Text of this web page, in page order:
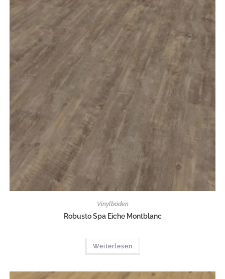
Vinylböden
Robusto Spa Eiche Montblanc
Weiterlesen